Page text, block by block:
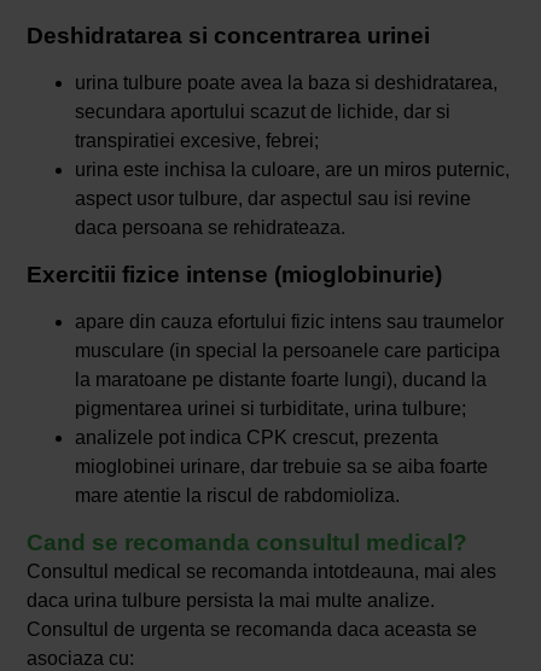
Deshidratarea si concentrarea urinei
urina tulbure poate avea la baza si deshidratarea,
secundara aportului scazut de lichide, dar si
transpiratiei excesive, febrei;
urina este inchisa la culoare, are un miros puternic,
aspect usor tulbure, dar aspectul sau isi revine
daca persoana se rehidrateaza.
Exercitii fizice intense (mioglobinurie)
apare din cauza efortului fizic intens sau traumelor
musculare (in special la persoanele care participa
la maratoane pe distante foarte lungi), ducand la
pigmentarea urinei si turbiditate, urina tulbure;
analizele pot indica CPK crescut, prezenta
mioglobinei urinare, dar trebuie sa se aiba foarte
mare atentie la riscul de rabdomioliza.
Cand se recomanda consultul medical?
Consultul medical se recomanda intotdeauna, mai ales
daca urina tulbure persista la mai multe analize.
Consultul de urgenta se recomanda daca aceasta se
asociaza cu: